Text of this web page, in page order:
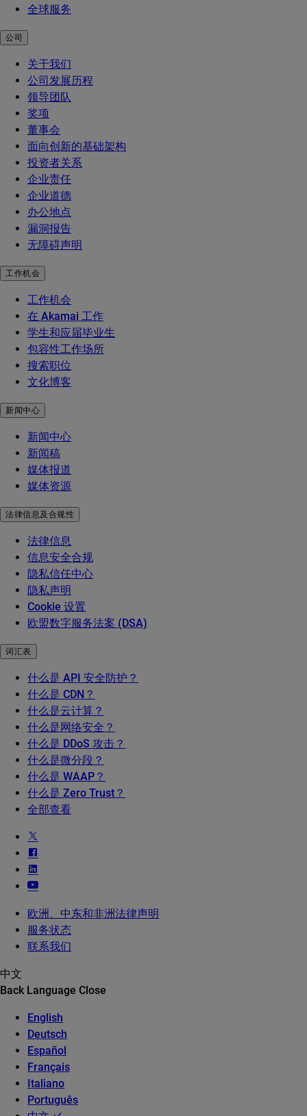
全球服务
公司
关于我们
公司发展历程
领导团队
奖项
董事会
面向创新的基础架构
投资者关系
企业责任
企业道德
办公地点
漏洞报告
无障碍声明
工作机会
工作机会
在 Akamai 工作
学生和应届毕业生
包容性工作场所
搜索职位
文化博客
新闻中心
新闻中心
新闻稿
媒体报道
媒体资源
法律信息及合规性
法律信息
信息安全合规
隐私信任中心
隐私声明
Cookie 设置
欧盟数字服务法案 (DSA)
词汇表
什么是 API 安全防护？
什么是 CDN？
什么是云计算？
什么是网络安全？
什么是 DDoS 攻击？
什么是微分段？
什么是 WAAP？
什么是 Zero Trust？
全部查看
欧洲、中东和非洲法律声明
服务状态
联系我们
中文
Back Language Close
English
Deutsch
Español
Français
Italiano
Português